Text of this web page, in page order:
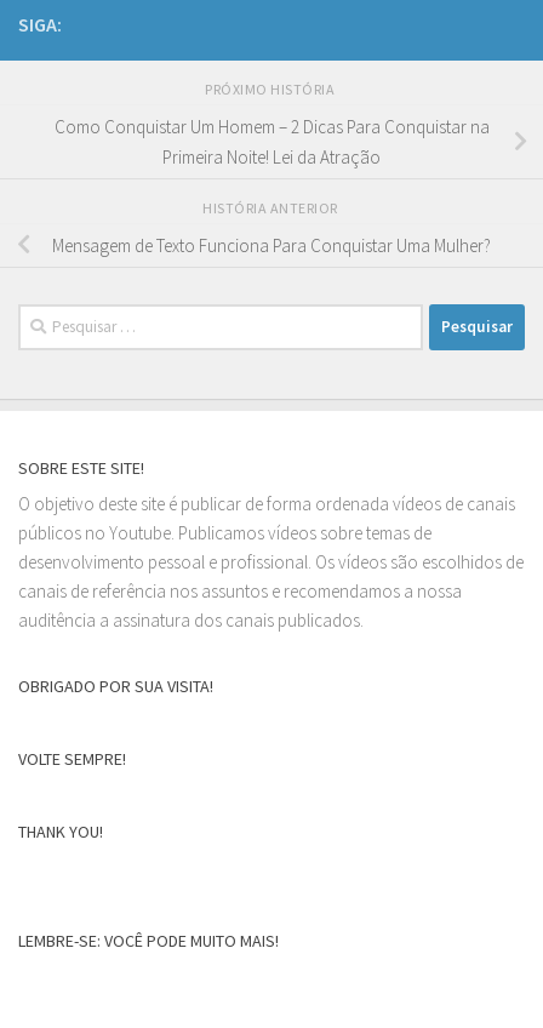
SIGA:
PRÓXIMO HISTÓRIA
Como Conquistar Um Homem – 2 Dicas Para Conquistar na
Primeira Noite! Lei da Atração
HISTÓRIA ANTERIOR
Mensagem de Texto Funciona Para Conquistar Uma Mulher?
Pesquisar
por:
SOBRE ESTE SITE!
O objetivo deste site é publicar de forma ordenada vídeos de canais
públicos no Youtube. Publicamos vídeos sobre temas de
desenvolvimento pessoal e profissional. Os vídeos são escolhidos de
canais de referência nos assuntos e recomendamos a nossa
auditência a assinatura dos canais publicados.
OBRIGADO POR SUA VISITA!
VOLTE SEMPRE!
THANK YOU!
LEMBRE-SE: VOCÊ PODE MUITO MAIS!